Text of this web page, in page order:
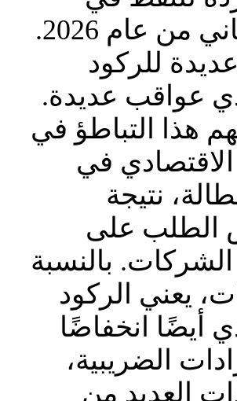
الربع الثاني من عام 2026.
للركود
عواقب عديدة.
هذا التباطؤ في
في
نتيجة
الطلب على
بالنسبة
يعني الركود
أيضًا انخفاضًا
الضريبية،
العديد من